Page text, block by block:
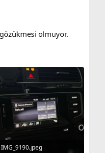
olmuyor.
IMG_9190.jpeg